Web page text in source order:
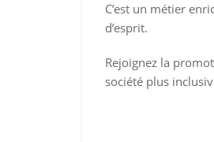
C’est un métier
d’esprit.
Rejoignez la
société plus